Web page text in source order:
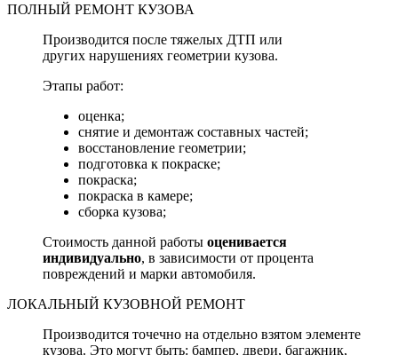
ПОЛНЫЙ РЕМОНТ КУЗОВА
Производится после тяжелых ДТП или
других нарушениях геометрии кузова.
Этапы работ:
оценка;
снятие и демонтаж составных частей;
восстановление геометрии;
подготовка к покраске;
покраска;
покраска в камере;
сборка кузова;
Стоимость данной работы оценивается
индивидуально, в зависимости от процента
повреждений и марки автомобиля.
ЛОКАЛЬНЫЙ КУЗОВНОЙ РЕМОНТ
Производится точечно на отдельно взятом элементе
кузова. Это могут быть: бампер, двери, багажник,